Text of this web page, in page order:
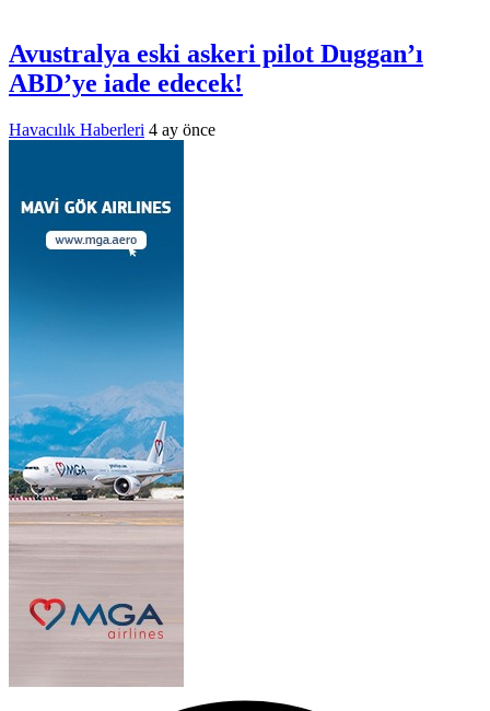
Avustralya eski askeri pilot Duggan’ı
ABD’ye iade edecek!
Havacılık Haberleri 4 ay önce